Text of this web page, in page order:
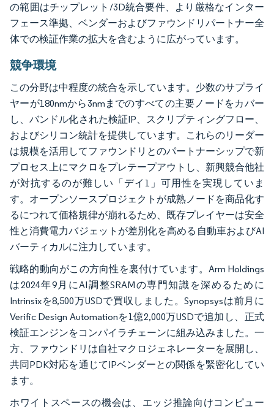
の範囲はチップレット/3D統合要件、より厳格なインター
フェース準拠、ベンダーおよびファウンドリパートナー全
体での検証作業の拡大を含むように広がっています。
競争環境
この分野は中程度の統合を示しています。少数のサプライ
ヤーが180nmから3nmまでのすべての主要ノードをカバー
し、バンドル化された検証IP、スクリプティングフロー、
およびシリコン統計を提供しています。これらのリーダー
は規模を活用してファウンドリとのパートナーシップで新
プロセス上にマクロをプレテープアウトし、新興競合他社
が対抗するのが難しい「デイ1」可用性を実現していま
す。オープンソースプロジェクトが成熟ノードを商品化す
るにつれて価格規律が崩れるため、既存プレイヤーは安全
性と消費電力バジェットが差別化を高める自動車およびAI
バーティカルに注力しています。
戦略的動向がこの方向性を裏付けています。Arm Holdings
は2024年9月にAI調整SRAMの専門知識を深めるために
Intrinsixを8,500万USDで買収しました。Synopsysは前月に
Verific Design Automationを1億2,000万USDで追加し、正式
検証エンジンをコンパイラチェーンに組み込みました。一
方、ファウンドリは自社マクロジェネレーターを展開し、
共同PDK対応を通じてIPベンダーとの関係を緊密化してい
ます。
ホワイトスペースの機会は、エッジ推論向けコンピュー